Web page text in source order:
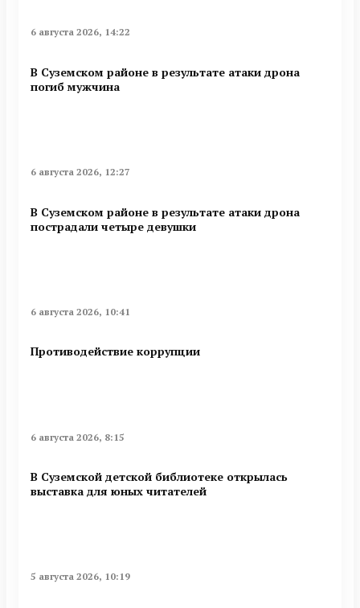
6 августа 2026, 14:22
В Суземском районе в результате атаки дрона
погиб мужчина
6 августа 2026, 12:27
В Суземском районе в результате атаки дрона
пострадали четыре девушки
6 августа 2026, 10:41
Противодействие коррупции
6 августа 2026, 8:15
В Суземской детской библиотеке открылась
выставка для юных читателей
5 августа 2026, 10:19